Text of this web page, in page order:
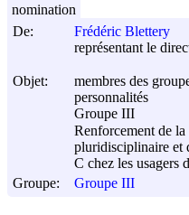
De:
Frédéric Blettery
représentant le
Objet:
membres des
personnalités
Groupe III
Renforcement de
pluridisciplinaire et
C chez les usagers
Groupe:
Groupe III
nomination